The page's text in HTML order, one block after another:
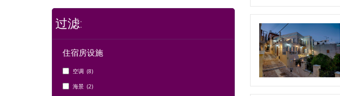
过滤:
住宿房设施
空调 (8)
海景 (2)